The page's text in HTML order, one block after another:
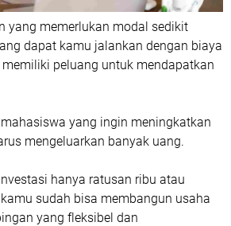
yang memerlukan modal sedikit
dapat kamu jalankan dengan biaya
peluang untuk mendapatkan
yang ingin meningkatkan
mengeluarkan banyak uang.
hanya ratusan ribu atau
sudah bisa membangun usaha
yang fleksibel dan